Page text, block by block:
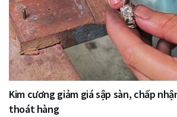
Kim cương giảm giá sập sàn, chấp
thoát hàng